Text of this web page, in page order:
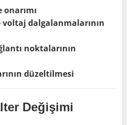
onarımı
dalgalanmalarının
noktalarının
düzeltilmesi
Değişimi